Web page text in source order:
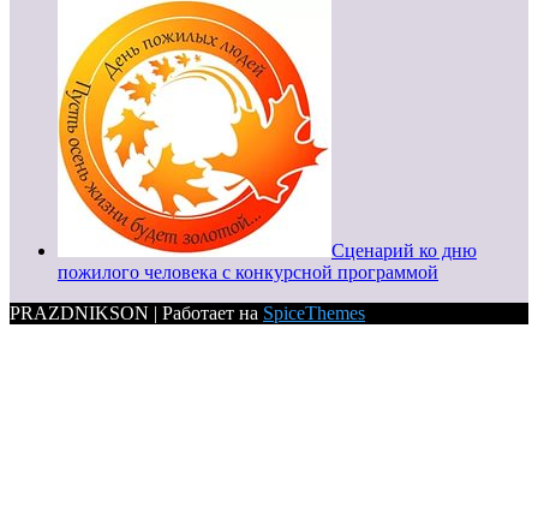
Сценарий ко дню
пожилого человека с конкурсной программой
PRAZDNIKSON | Работает на SpiceThemes